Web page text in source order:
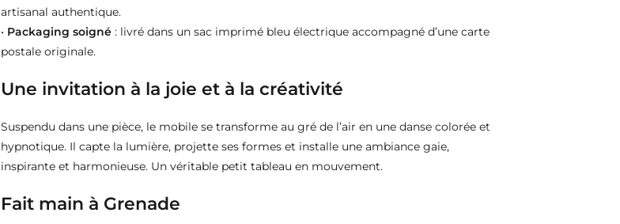
artisanal authentique.
• Packaging soigné : livré dans un sac imprimé bleu électrique accompagné d’une carte
postale originale.
Une invitation à la joie et à la créativité
Suspendu dans une pièce, le mobile se transforme au gré de l’air en une danse colorée et
hypnotique. Il capte la lumière, projette ses formes et installe une ambiance gaie,
inspirante et harmonieuse. Un véritable petit tableau en mouvement.
Fait main à Grenade